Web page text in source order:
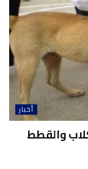
أخبار
والقطط